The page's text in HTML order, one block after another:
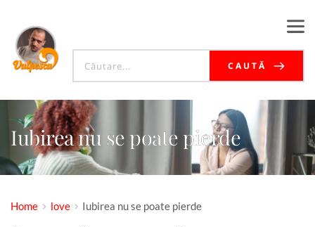
CAUTĂ
Iubirea nu se poate pierde
Home love Iubirea nu se poate pierde